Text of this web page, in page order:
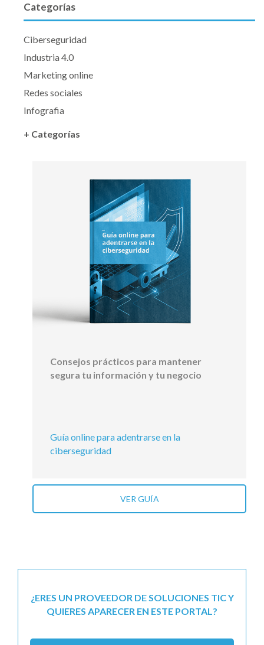
Categorías
Ciberseguridad
Industria 4.0
Marketing online
Redes sociales
Infografia
+ Categorías
Consejos prácticos para mantener
segura tu información y tu negocio
Guía online para adentrarse en la
ciberseguridad
VER GUÍA
¿ERES UN PROVEEDOR DE SOLUCIONES TIC Y
QUIERES APARECER EN ESTE PORTAL?